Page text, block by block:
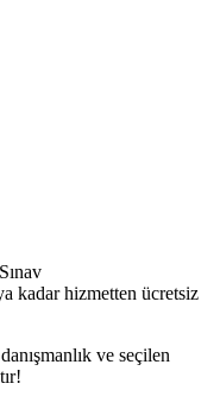
Sınav
kadar hizmetten ücretsiz
ve seçilen